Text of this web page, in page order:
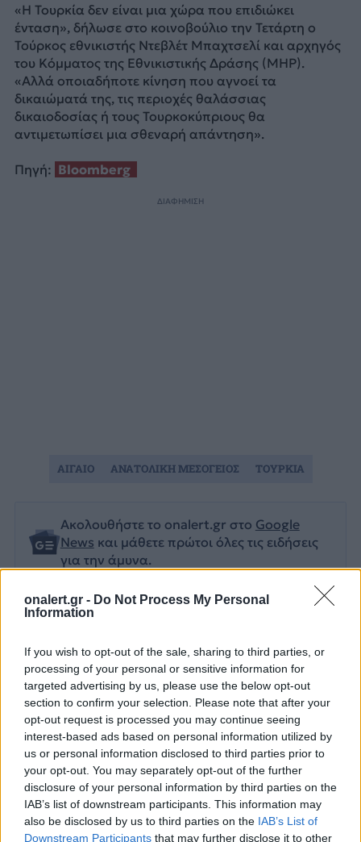
onalert.gr - Do Not Process My Personal
Information
If you wish to opt-out of the sale, sharing to third parties, or
processing of your personal or sensitive information for
targeted advertising by us, please use the below opt-out
section to confirm your selection. Please note that after your
opt-out request is processed you may continue seeing
interest-based ads based on personal information utilized by
us or personal information disclosed to third parties prior to
your opt-out. You may separately opt-out of the further
disclosure of your personal information by third parties on the
IAB’s list of downstream participants. This information may
also be disclosed by us to third parties on the IAB’s List of
Downstream Participants that may further disclose it to other
Διάβασε επίσης
Εικονική αερομαχία με
οπλισμένα τουρκικά F-16
Τραμπ: «Είμαι
«Η Τουρκία δεν είναι μια χώρα που επιδιώκει
ένταση», δήλωσε στο κοινοβούλιο την Τετάρτη ο
Τούρκος εθνικιστής Ντεβλέτ Μπαχτσελί και αρχηγός
του Κόμματος της Εθνικιστικής Δράσης (MHP).
«Αλλά οποιαδήποτε κίνηση που αγνοεί τα
δικαιώματά της, τις περιοχές θαλάσσιας
δικαιοδοσίας ή τους Τουρκοκύπριους θα
αντιμετωπίσει μια σθεναρή απάντηση».
Πηγή: Bloomberg
ΔΙΑΦΗΜΙΣΗ
Ακολουθήστε το onalert.gr στο Google
News και μάθετε πρώτοι όλες τις ειδήσεις
για την άμυνα.
ΑΙΓΑΙΟ ΑΝΑΤΟΛΙΚΗ ΜΕΣΟΓΕΙΟΣ ΤΟΥΡΚΙΑ